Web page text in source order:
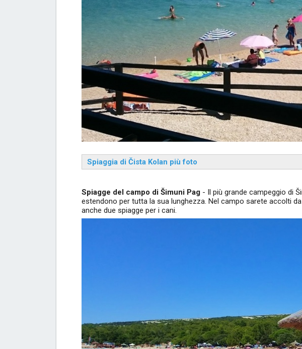
Spiaggia di Čista Kolan più foto
Spiagge del campo di Šimuni Pag - Il più grande campeggio di
estendono per tutta la sua lunghezza. Nel campo sarete accolti
anche due spiagge per i cani.